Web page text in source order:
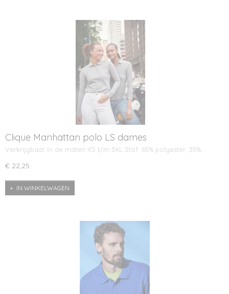
Clique Manhattan polo LS dames
Verkrijgbaar in de maten XS t/m 3XL Stof: 65% polyester, 35%…
€ 22,25
IN WINKELWAGEN